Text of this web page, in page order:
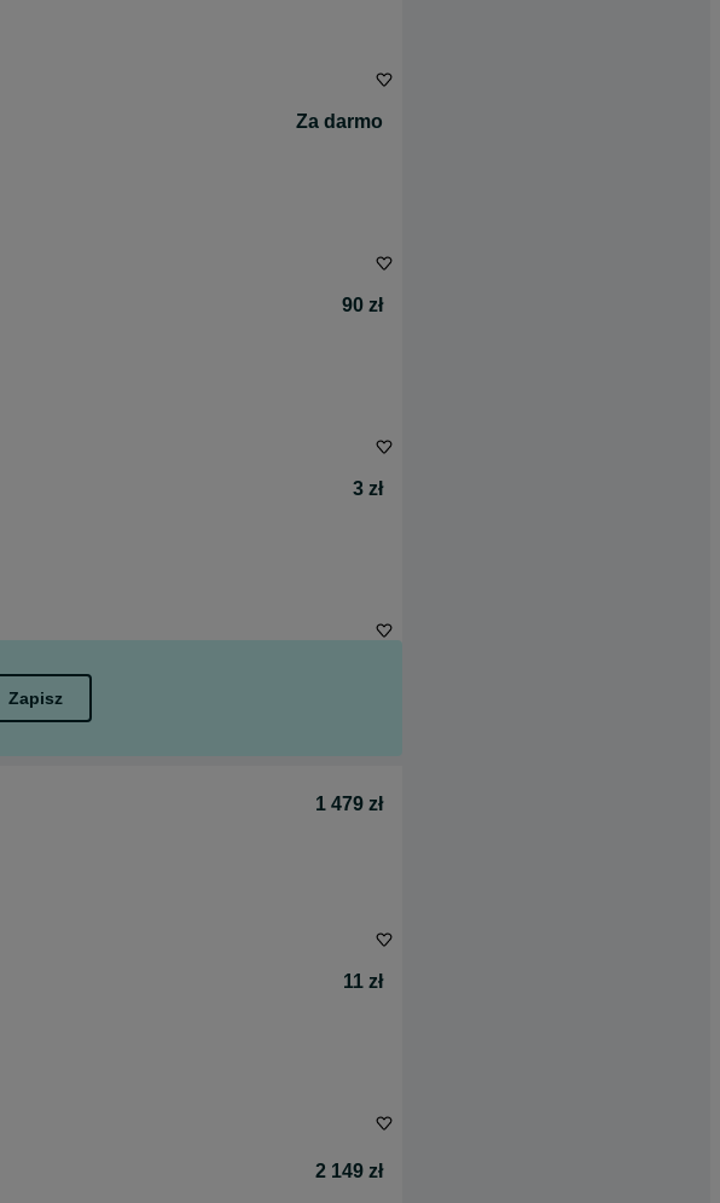
Za darmo
90 zł
3 zł
Zapisz
1 479 zł
11 zł
2 149 zł